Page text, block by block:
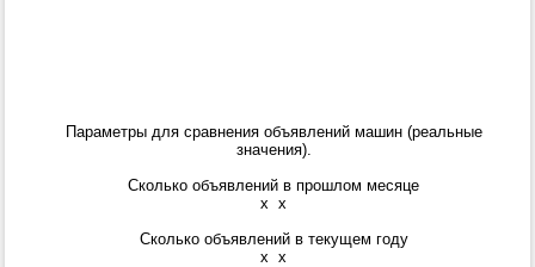
Параметры для сравнения объявлений машин (реальные
значения).
Сколько объявлений в прошлом месяце
x x
Сколько объявлений в текущем году
x x